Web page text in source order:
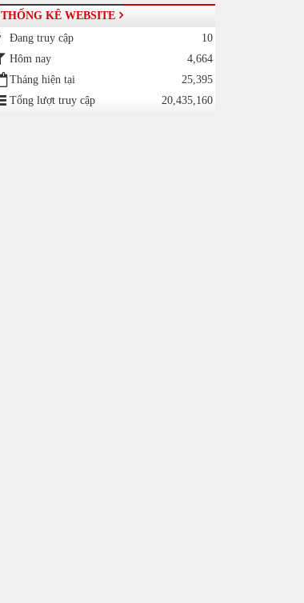
THỐNG KÊ WEBSITE
Đang truy cập
10
Hôm nay
4,664
Tháng hiện tại
25,395
Tổng lượt truy cập
20,435,160